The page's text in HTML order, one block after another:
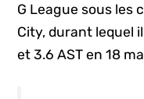
G League sous les
City, durant lequel
et 3.6 AST en 18